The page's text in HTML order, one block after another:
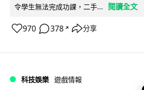
令學生無法完成功課，二手...
閱讀全文
970 378 ↗ 分享
科技娛樂 遊戲情報